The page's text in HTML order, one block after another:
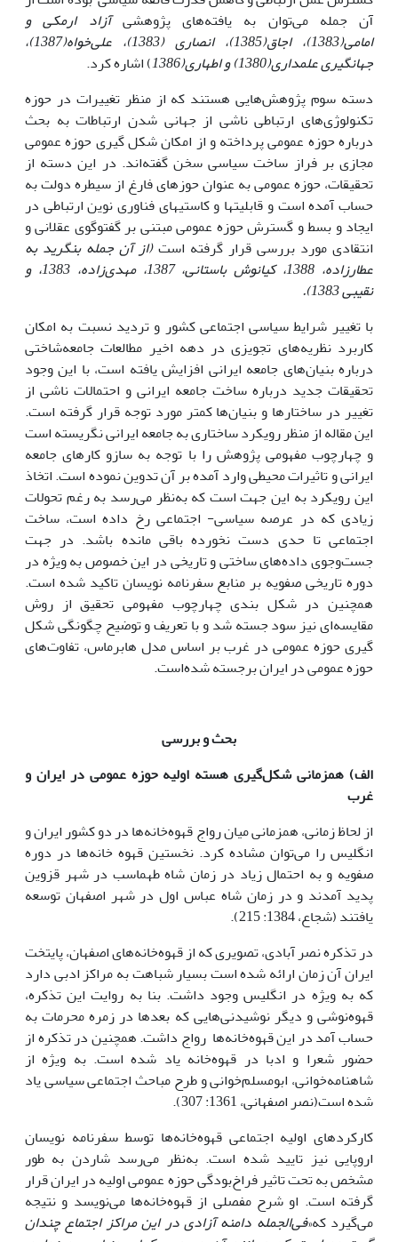
آن جمله می‌توان به یافته‌های پژوهشیآزاد ارمکی و
امامی(1383)، اجاق(1385)، انصاری (1383)، علی‌خواه(1387)،
جهانگیری علمداری(1380) و اطهاری(1386
) اشاره کرد.
دسته سوم پژوهش‌هایی هستند که از منظر تغییرات در حوزه
تکنولوژی‌های ارتباطی ناشی از جهانی شدن ارتباطات به بحث
درباره حوزه عمومی پرداخته و از امکان شکل گیری حوزه عمومی
مجازی بر فراز ساخت سیاسی سخن گفته‌اند. در این دسته از
تحقیقات، حوزه عمومی به عنوان حوزه­ای فارغ از سیطره دولت به
حساب آمده است و قابلیت­ها و کاستی­های فناوری نوین ارتباطی در
ایجاد و بسط و گسترش حوزه عمومی مبتنی بر گفت­و­گوی عقلانی و
انتقادی مورد بررسی قرار گرفته است(از آن جمله بنگرید به
عطارزاده، 1388، کیانوش باستانی، 1387، مهدی‌زاده، 1383، و
نقیبی 1383).
با تغییر شرایط سیاسی اجتماعی کشور و تردید نسبت به امکان
کاربرد نظریه‌های تجویزی در دهه اخیر مطالعات جامعه‌شاختی
درباره بنیان‌های جامعه ایرانی افزایش یافته است، با این وجود
تحقیقات جدید درباره ساخت جامعه ایرانی و احتمالات ناشی از
تغییر در ساختارها و بنیان‌ها کمتر مورد توجه قرار گرفته است.
این مقاله از منظر رویکرد ساختاری به جامعه ایرانی نگریسته است
و چهارچوب مفهومی پژوهش را با توجه به سازو کارهای جامعه
ایرانی و تاثیرات محیطی وارد آمده بر آن تدوین نموده است. اتخاذ
این رویکرد به این جهت است که به‌نظر می‌رسد به رغم تحولات
زیادی که در عرصه سیاسی- اجتماعی رخ داده است، ساخت
اجتماعی تا حدی دست نخورده باقی مانده باشد. در جهت
جست‌وجوی داده‌های ساختی و تاریخی در این خصوص به ویژه در
دوره تاریخی صفویه بر منابع سفرنامه نویسان تاکید شده است.
همچنین در شکل بندی چهارچوب مفهومی تحقیق از روش
مقایسه‌ای نیز سود جسته شد و با تعریف و توضیح چگونگی شکل
گیری حوزه عمومی در غرب بر اساس مدل هابرماس، تفاوت‌های
حوزه عمومی در ایران برجسته شده‌است.
بحث و بررسی
الف) همزمانی شکل‌گیری هسته اولیه حوزه عمومی در ایران و
غرب
از لحاظ زمانی، همزمانی میان رواج قهوه‌خانه‌ها در دو کشور ایران و
انگلیس را می‌توان مشاده کرد. نخستین قهوه خانه‌ها در دوره
صفویه و به احتمال زیاد در زمان شاه طهماسب در شهر قزوین
پدید آمدند و در زمان شاه عباس اول در شهر اصفهان توسعه
یافتند (شجاع، 1384: 215).
در تذکره نصر آبادی، تصویری که از قهوه‌خانه‌های اصفهان، پایتخت
ایران آن زمان ارائه شده است بسیار شباهت به مراکز ادبی دارد
که به ویژه در انگلیس وجود داشت. بنا به روایت این تذکره،
قهوه‌نوشی و دیگر نوشیدنی‌هایی که بعدها در زمره محرمات به
حساب آمد در این قهوه‌خانه‌ها رواج داشت. همچنین در تذکره از
حضور شعرا و ادبا در قهوه‌خانه یاد شده است. به ویژه از
شاهنامه‌خوانی، ابومسلم‌خوانی و طرح مباحث اجتماعی سیاسی یاد
شده است(نصر اصفهانی، 1361: 307).
کارکرد‌های اولیه اجتماعی قهوه‌خانه‌ها توسط سفرنامه نویسان
اروپایی نیز تایید شده است. به‌نظر می‌رسد شاردن به طور
مشخص به تحت تاثیر فراخ‌بودگی حوزه عمومی اولیه در ایران قرار
گرفته است. او شرح مفصلی از قهوه‌خانه‌ها می‌نویسد و نتیجه
می‌گیرد که«فی‌الجمله دامنه آزادی در این مراکز اجتماع چندان